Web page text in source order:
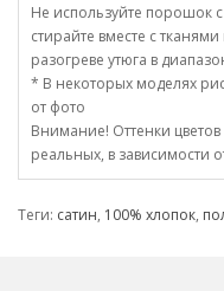
Не используйте порошок
стирайте вместе с
разогреве утюга в
* В некоторых моделях
от фото
Внимание! Оттенки цветов
реальных, в зависимости
Теги: сатин, 100% хлопок,